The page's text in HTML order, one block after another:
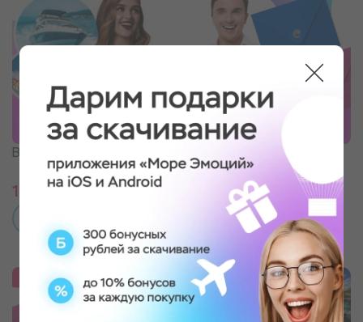
ВИП набор впечатлений
15 990 ₽
Корпоративный. Набор
впечатлений
1 990 ₽
ПОДРОБНЕЕ